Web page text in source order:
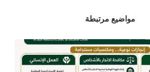
مواضيع مرتبطة